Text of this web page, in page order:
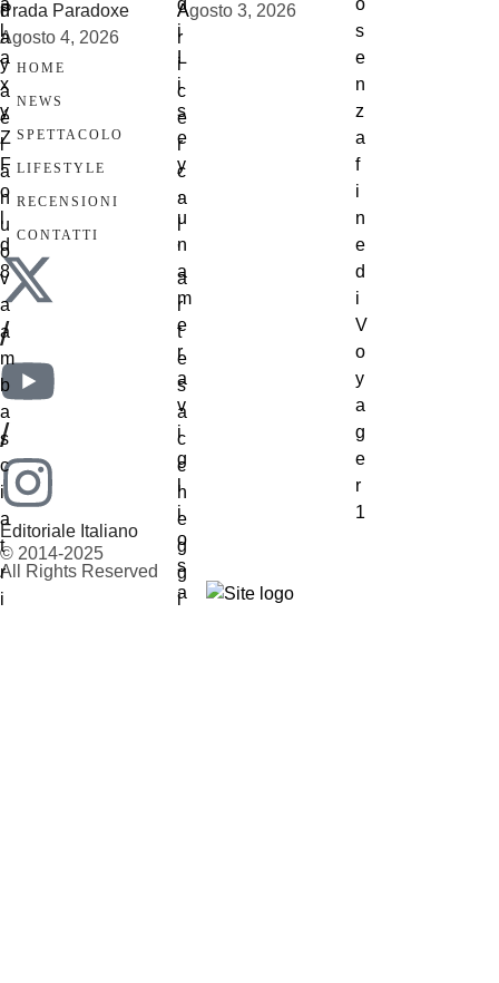
Prada Paradoxe
Agosto 4, 2026
Agosto 3, 2026
HOME
NEWS
SPETTACOLO
LIFESTYLE
RECENSIONI
CONTATTI
/
/
Editoriale Italiano
© 2014-2025
All Rights Reserved